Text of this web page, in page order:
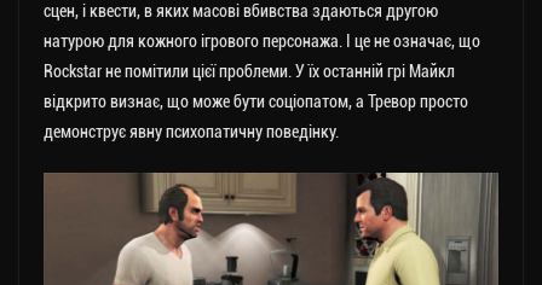
сцен, і квести, в яких масові вбивства здаються другою
натурою для кожного ігрового персонажа. І це не означає, що
Rockstar не помітили цієї проблеми. У їх останній грі Майкл
відкрито визнає, що може бути соціопатом, а Тревор просто
демонструє явну психопатичну поведінку.